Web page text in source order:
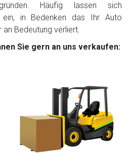
Häufig lassen sich
ein, in Bedenken das Ihr Auto
Bedeutung verliert.
Sie gern an uns verkaufen: